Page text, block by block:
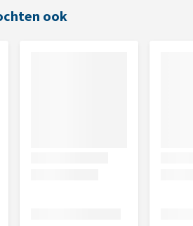
ook